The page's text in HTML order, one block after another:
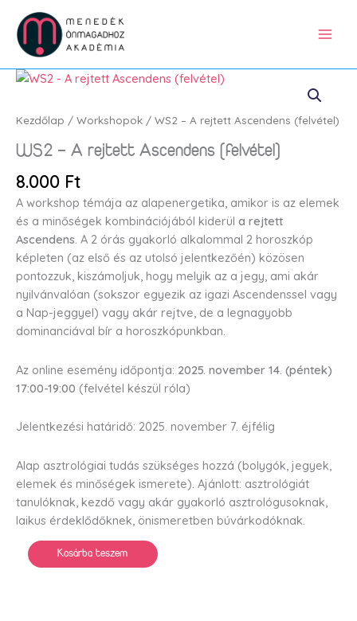
content
Kezdőlap / Workshopok / WS2 – A rejtett Ascendens (felvétel)
WS2 – A rejtett Ascendens (felvétel)
8.000 Ft
A workshop témája az alapenergetika, amikor is az elemek
és a minőségek kombinációjából kiderül a rejtett
Ascendens. A 2 órás gyakorló alkalommal 2 horoszkóp
képleten (az első és az utolsó jelentkezőén) közösen
pontozzuk, kiszámoljuk, hogy melyik az a jegy, ami akár
nyilvánvalóan (sokszor egyezik az igazi Ascendenssel vagy
a Nap-jeggyel) vagy akár rejtve, de a legnagyobb
dominanciával bír a horoszkópunkban.
Az online esemény időpontja: 2025. november 14. (péntek)
17:00-19:00 (felvétel készül róla)
Jelentkezési határidő: 2025. november 7. éjfélig
Alap asztrológiai tudás szükséges hozzá (bolygók, jegyek,
elemek és minőségek ismerete). Ajánlott: asztrológiát
tanulóknak, kezdő vagy akár gyakorló asztrológusoknak,
laikus érdeklődőknek, önismeretben búvárkodóknak.
WS2
A
Ascendens
mennyiség
Kosárba teszem